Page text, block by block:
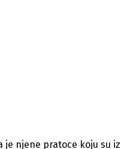
je njene pratoce koju su